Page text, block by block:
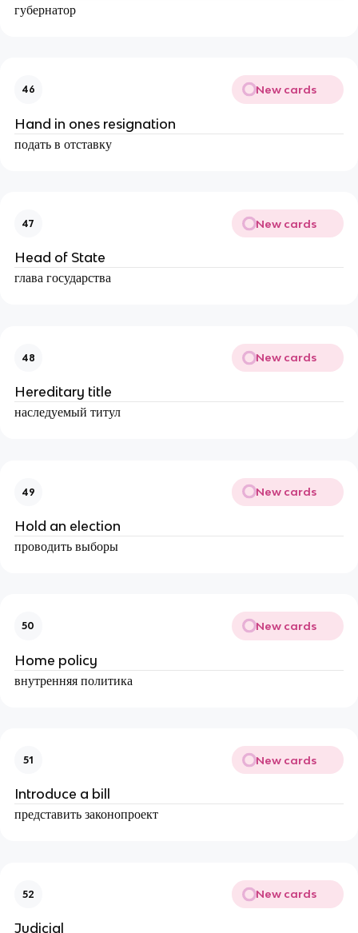
губернатор
46 New cards
Hand in ones resignation
подать в отставку
47 New cards
Head of State
глава государства
48 New cards
Hereditary title
наследуемый титул
49 New cards
Hold an election
проводить выборы
50 New cards
Home policy
внутренняя политика
51 New cards
Introduce a bill
представить законопроект
52 New cards
Judicial